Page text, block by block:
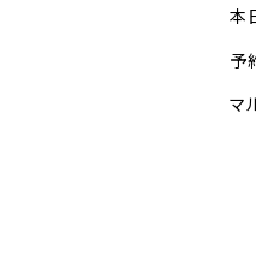
本
予
マ